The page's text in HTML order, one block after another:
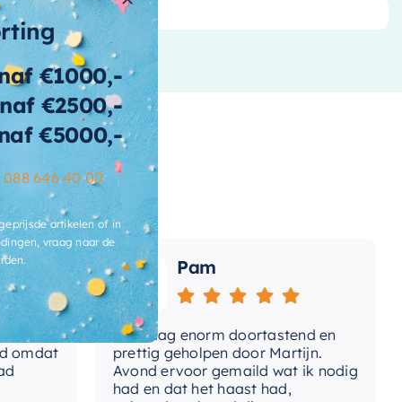
laden 2 Laden
front Vlak
kast Mat taupe
front MDF
kast MDF
Nee
GreeploosPam
Vandaag enorm doortastend en
prettig geholpen door Martijn.
Avond ervoor gemaild wat ik nodig
had en dat het haast had,
€1000,-
€2500,-
€5000,-
088 646 40 00
artikelen of in
vraag naar de